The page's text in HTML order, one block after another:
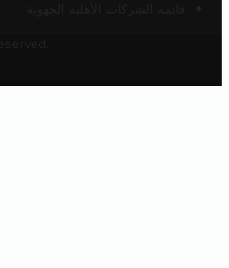
قائمة الشركات الأهلية الجهوية